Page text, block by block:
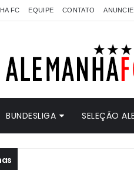
FC EQUIPE CONTATO ANUNCIE
BUNDESLIGA SELEÇÃO